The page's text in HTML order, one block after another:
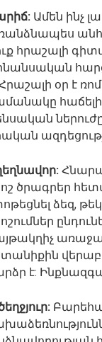
Ամեն ինչ
հրաշալի
օր է
հաճելի
ծրագրեր
ձեզ,
է: